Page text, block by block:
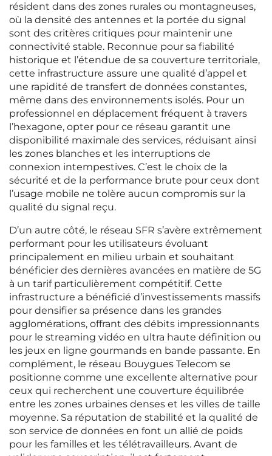
résident dans des zones rurales ou montagneuses,
où la densité des antennes et la portée du signal
sont des critères critiques pour maintenir une
connectivité stable. Reconnue pour sa fiabilité
historique et l’étendue de sa couverture territoriale,
cette infrastructure assure une qualité d’appel et
une rapidité de transfert de données constantes,
même dans des environnements isolés. Pour un
professionnel en déplacement fréquent à travers
l’hexagone, opter pour ce réseau garantit une
disponibilité maximale des services, réduisant ainsi
les zones blanches et les interruptions de
connexion intempestives. C’est le choix de la
sécurité et de la performance brute pour ceux dont
l’usage mobile ne tolère aucun compromis sur la
qualité du signal reçu.
D’un autre côté, le réseau SFR s’avère extrêmement
performant pour les utilisateurs évoluant
principalement en milieu urbain et souhaitant
bénéficier des dernières avancées en matière de 5G
à un tarif particulièrement compétitif. Cette
infrastructure a bénéficié d’investissements massifs
pour densifier sa présence dans les grandes
agglomérations, offrant des débits impressionnants
pour le streaming vidéo en ultra haute définition ou
les jeux en ligne gourmands en bande passante. En
complément, le réseau Bouygues Telecom se
positionne comme une excellente alternative pour
ceux qui recherchent une couverture équilibrée
entre les zones urbaines denses et les villes de taille
moyenne. Sa réputation de stabilité et la qualité de
son service de données en font un allié de poids
pour les familles et les télétravailleurs. Avant de